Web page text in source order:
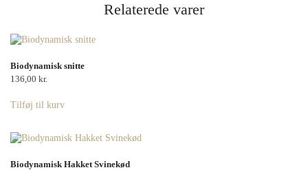
Relaterede varer
Biodynamisk snitte
136,00 kr.
Tilføj til kurv
Biodynamisk Hakket Svinekød